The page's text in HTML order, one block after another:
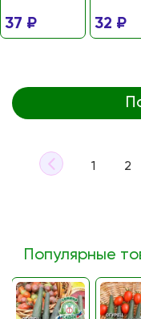
37 ₽ 32 ₽
1 2
Популярные